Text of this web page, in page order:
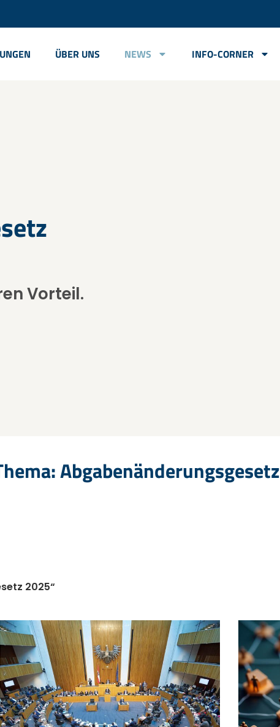
ÜBER UNS NEWS INFO-CORNER
Vorteil.
2025“